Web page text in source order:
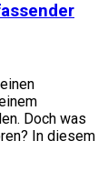
Doch was
In diesem